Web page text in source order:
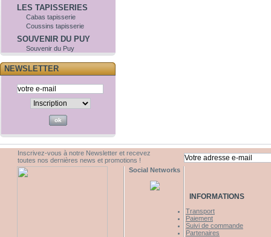
LES TAPISSERIES
Cabas tapisserie
Coussins tapisserie
SOUVENIR DU PUY
Souvenir du Puy
NEWSLETTER
Inscrivez-vous à notre Newsletter et recevez
toutes nos dernières news et promotions !
Social Networks
INFORMATIONS
Transport
Paiement
Suivi de commande
Partenaires